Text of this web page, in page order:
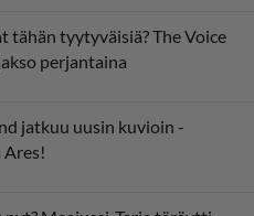
tähän tyytyväisiä? The Voice
perjantaina
jatkuu uusin kuvioin -
Ares!